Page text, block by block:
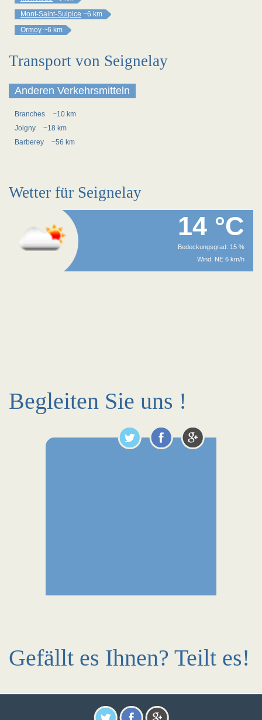
Mont-Saint-Sulpice ~6 km
Ormoy ~6 km
Transport von Seignelay
Anderen Verkehrsmitteln
Branches
~10 km
Joigny
~18 km
Barberey
~56 km
Wetter für Seignelay
14 °C
Bedeckungsgrad: 15 %
Wind: NE 6 km/h
Begleiten Sie uns !
Gefällt es Ihnen? Teilt es!